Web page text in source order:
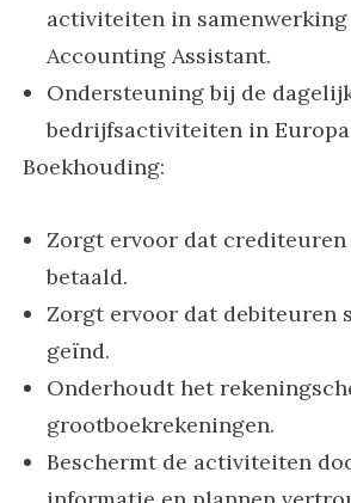
activiteiten in samenwerking
Accounting Assistant.
Ondersteuning bij de
bedrijfsactiviteiten in
Boekhouding:
Zorgt ervoor dat
betaald.
Zorgt ervoor dat debiteuren
geïnd.
Onderhoudt het
grootboekrekeningen.
Beschermt de activiteiten